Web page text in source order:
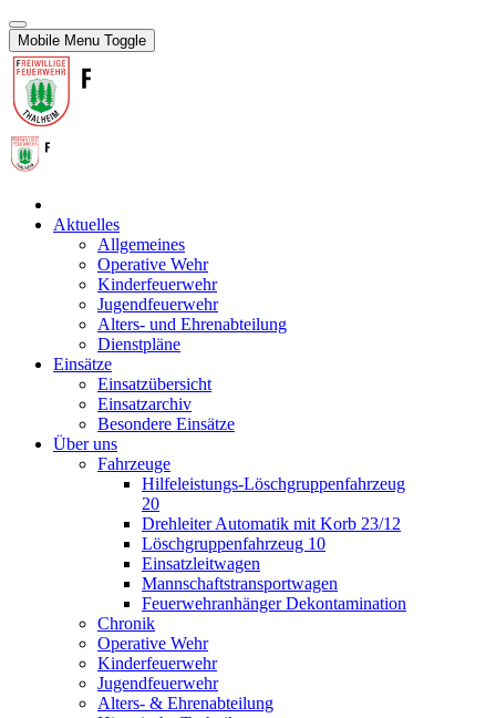
Mobile Menu Toggle
Aktuelles
Allgemeines
Operative Wehr
Kinderfeuerwehr
Jugendfeuerwehr
Alters- und Ehrenabteilung
Dienstpläne
Einsätze
Einsatzübersicht
Einsatzarchiv
Besondere Einsätze
Über uns
Fahrzeuge
Hilfeleistungs-Löschgruppenfahrzeug
20
Drehleiter Automatik mit Korb 23/12
Löschgruppenfahrzeug 10
Einsatzleitwagen
Mannschaftstransportwagen
Feuerwehranhänger Dekontamination
Chronik
Operative Wehr
Kinderfeuerwehr
Jugendfeuerwehr
Alters- & Ehrenabteilung